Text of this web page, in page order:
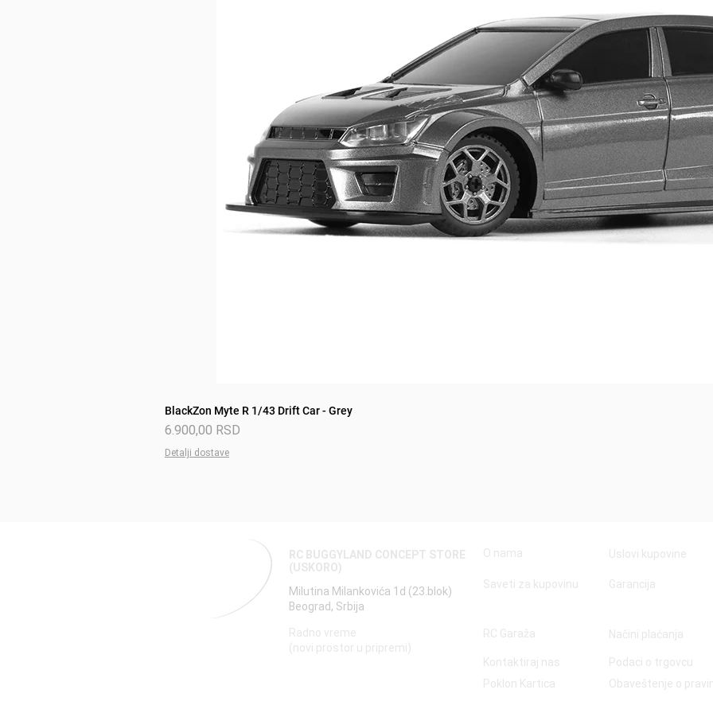
BlackZon Myte R 1/43 Drift Car - Grey
Price
6.900,00 RSD
Detalji dostave
RC BUGGYLAND CONCEPT STORE
(USKORO)
Milutina Milankovića 1d (23.blok)
Beograd, Srbija
Radno vreme
(novi prostor u pripremi)
O nama
Saveti za kupovinu
RC Garaža
Kontaktiraj nas
Poklon Kartica
Uslovi kupovine
Garancija
Načini plaćanja
Podaci o trgovcu
Obaveštenje o